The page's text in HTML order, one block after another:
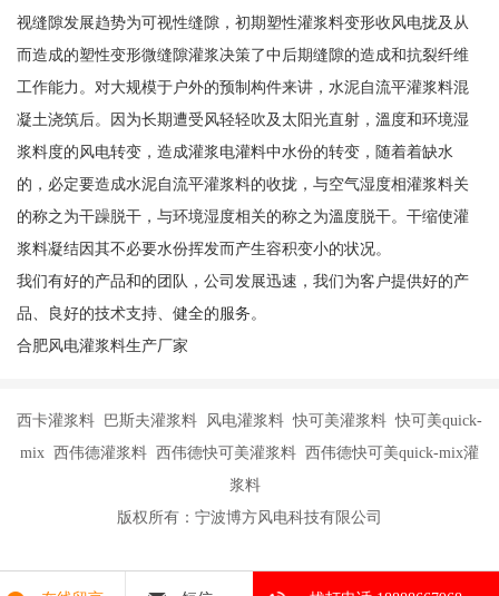
视缝隙发展趋势为可视性缝隙，初期塑性灌浆料变形收风电拢及从
而造成的塑性变形微缝隙灌浆决策了中后期缝隙的造成和抗裂纤维
工作能力。对大规模于户外的预制构件来讲，水泥自流平灌浆料混
凝土浇筑后。因为长期遭受风轻轻吹及太阳光直射，溫度和环境湿
浆料度的风电转变，造成灌浆电灌料中水份的转变，随着着缺水
的，必定要造成水泥自流平灌浆料的收拢，与空气湿度相灌浆料关
的称之为干躁脱干，与环境湿度相关的称之为溫度脱干。干缩使灌
浆料凝结因其不必要水份挥发而产生容积变小的状况。
我们有好的产品和的团队，公司发展迅速，我们为客户提供好的产
品、良好的技术支持、健全的服务。
合肥风电灌浆料生产厂家
西卡灌浆料 巴斯夫灌浆料 风电灌浆料 快可美灌浆料 快可美quick-
mix 西伟德灌浆料 西伟德快可美灌浆料 西伟德快可美quick-mix灌
浆料
版权所有：宁波博方风电科技有限公司